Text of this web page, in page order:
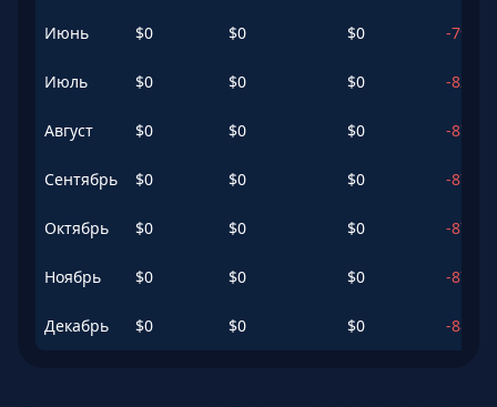
Июнь $0 $0 $0 -79.99
Июль $0 $0 $0 -82.96
Август $0 $0 $0 -87.09
Сентябрь $0 $0 $0 -87.85
Октябрь $0 $0 $0 -87.38
Ноябрь $0 $0 $0 -87.57
Декабрь $0 $0 $0 -88.49